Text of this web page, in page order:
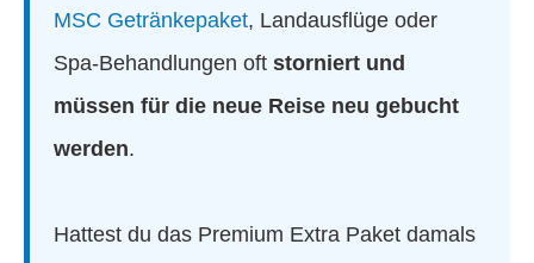
MSC Getränkepaket, Landausflüge oder
Spa-Behandlungen oft storniert und
müssen für die neue Reise neu gebucht
werden.
Hattest du das Premium Extra Paket damals